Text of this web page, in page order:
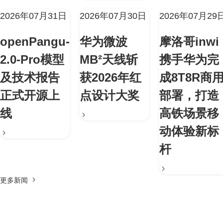
2026年07月31日
openPangu-
2.0-Pro模型
及技术报告
正式开源上
线
2026年07月30日
华为微波
MB²天线斩
获2026年红
点设计大奖
2026年07月29
摩洛哥inwi
携手华为完
成8T8R商
部署，打造
高铁场景移
动体验新标
杆
更多新闻